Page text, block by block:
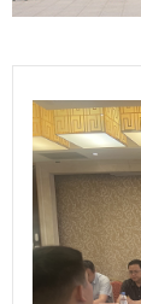
将习近平法治
平法治思想
概论》课程
选修课，获
思想概论》
部入选国家
常态化开展“
网】西北政
https://
大社科工作者
光荣传统和
精神财富的
色、深厚的
潜能，更加
开来、扎实
章。 问：《
西省哲学社
库平台？ 袁